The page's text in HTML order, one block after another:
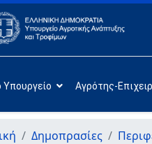
Υπουργείο Αγρότης-
Δημοπρασίες